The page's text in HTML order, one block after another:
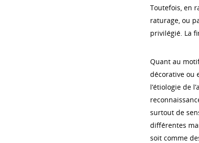
Toutefois, en
raturage, ou
privilégié. La
Quant au
décorative ou
l’étiologie de
surtout de
différentes
soit comme